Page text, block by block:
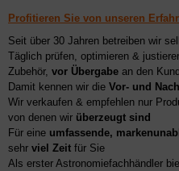
Profitieren Sie von unseren
Seit über 30 Jahren betreiben wir
Täglich prüfen, optimieren &
Zubehör, vor Übergabe an den
Damit kennen wir die Vor- und
Wir verkaufen & empfehlen nur
von denen wir überzeugt sind
Für eine umfassende,
sehr viel Zeit für Sie
Als erster Astronomiefachhändler